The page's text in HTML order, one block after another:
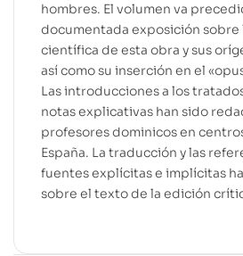
hombres. El volumen va
documentada exposición sobre
científica de esta obra y sus
así como su inserción en el
Las introducciones a los
notas explicativas han sido
profesores dominicos en
España. La traducción y las
fuentes explícitas e implícitas
sobre el texto de la edición